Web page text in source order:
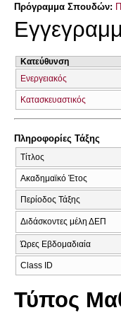
Πρόγραμμα Σπουδών:
Κατεύθυνση
Ενεργειακός
Κατασκευαστικός
Πληροφορίες Τάξης
Τίτλος
Ακαδημαϊκό Έτος
Περίοδος Τάξης
Διδάσκοντες μέλη ΔΕΠ
Ώρες Εβδομαδιαία
Class ID
Τύπος